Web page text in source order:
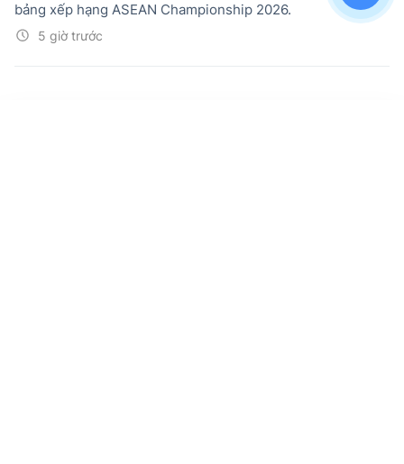
5 giờ trước
bảng xếp hạng ASEAN Championship 2026.